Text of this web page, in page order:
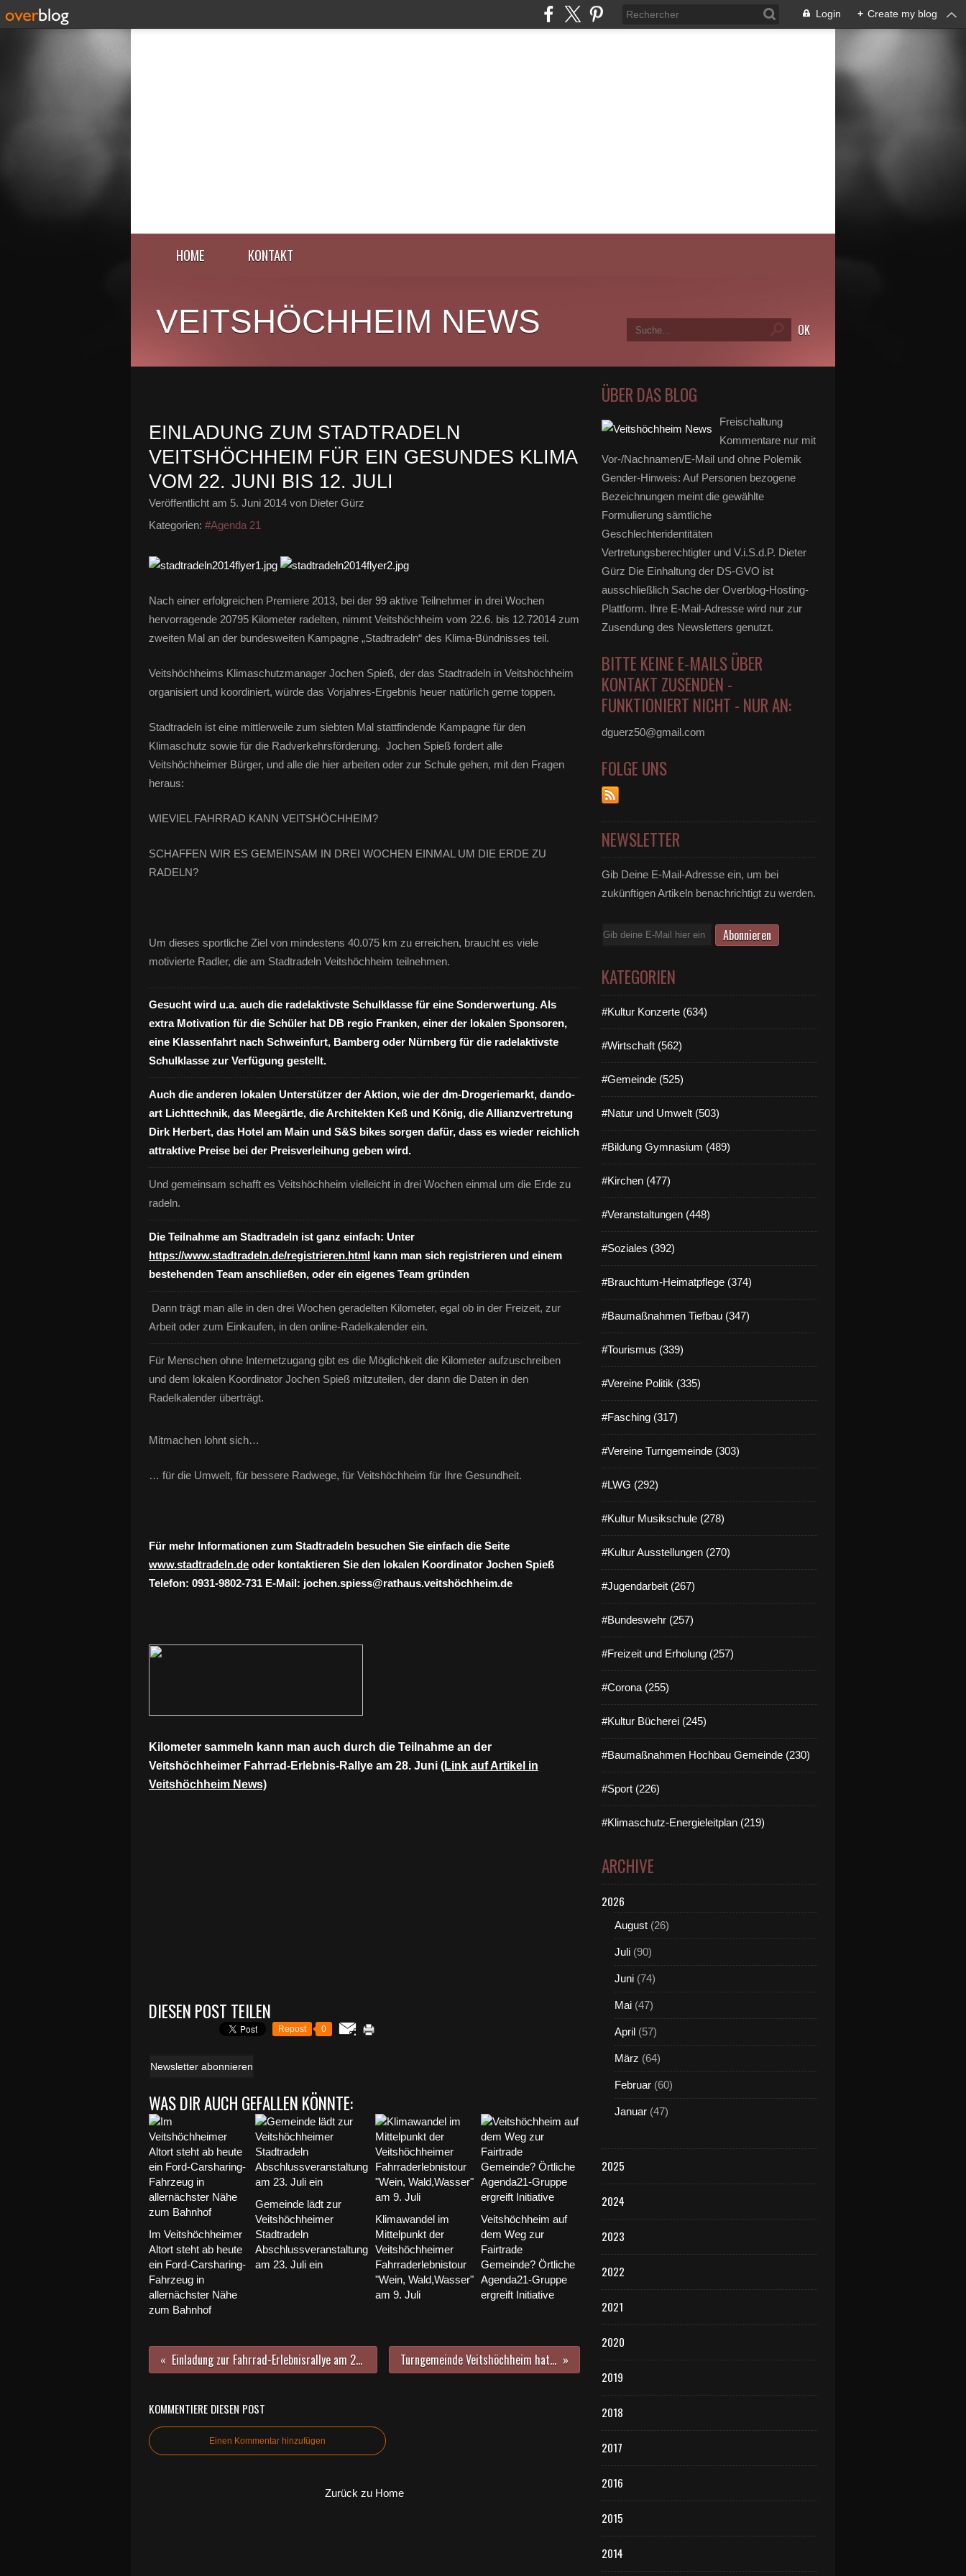
Login + Create my blog
HOME KONTAKT
VEITSHÖCHHEIM NEWS
EINLADUNG ZUM STADTRADELN
VEITSHÖCHHEIM FÜR EIN GESUNDES KLIMA
VOM 22. JUNI BIS 12. JULI
Veröffentlicht am 5. Juni 2014 von Dieter Gürz
Kategorien: #Agenda 21
Nach einer erfolgreichen Premiere 2013, bei der 99 aktive Teilnehmer in drei Wochen
hervorragende 20795 Kilometer radelten, nimmt Veitshöchheim vom 22.6. bis 12.72014 zum
zweiten Mal an der bundesweiten Kampagne „Stadtradeln“ des Klima-Bündnisses teil.
Veitshöchheims Klimaschutzmanager Jochen Spieß, der das Stadtradeln in Veitshöchheim
organisiert und koordiniert, würde das Vorjahres-Ergebnis heuer natürlich gerne toppen.
Stadtradeln ist eine mittlerweile zum siebten Mal stattfindende Kampagne für den
Klimaschutz sowie für die Radverkehrsförderung. Jochen Spieß fordert alle
Veitshöchheimer Bürger, und alle die hier arbeiten oder zur Schule gehen, mit den Fragen
heraus:
WIEVIEL FAHRRAD KANN VEITSHÖCHHEIM?
SCHAFFEN WIR ES GEMEINSAM IN DREI WOCHEN EINMAL UM DIE ERDE ZU
RADELN?
Um dieses sportliche Ziel von mindestens 40.075 km zu erreichen, braucht es viele
motivierte Radler, die am Stadtradeln Veitshöchheim teilnehmen.
Gesucht wird u.a. auch die radelaktivste Schulklasse für eine Sonderwertung.Als
extra Motivation für die Schüler hat DB regio Franken, einer der lokalen Sponsoren,
eine Klassenfahrt nach Schweinfurt, Bamberg oder Nürnberg für die radelaktivste
Schulklasse zur Verfügung gestellt.
Auch die anderen lokalen Unterstützer der Aktion, wie der dm-Drogeriemarkt, dando-
art Lichttechnik, das Meegärtle, die Architekten Keß und König, die Allianzvertretung
Dirk Herbert, das Hotel am Main und S&S bikes sorgen dafür, dass es wieder reichlich
attraktive Preise bei der Preisverleihung geben wird.
Und gemeinsam schafft es Veitshöchheim vielleicht in drei Wochen einmal um die Erde zu
radeln.
Die Teilnahme am Stadtradeln ist ganz einfach: Unter
https://www.stadtradeln.de/registrieren.html kann man sich registrieren und einem
bestehenden Team anschließen, oder ein eigenes Team gründen
Dann trägt man alle in den drei Wochen geradelten Kilometer, egal ob in der Freizeit, zur
Arbeit oder zum Einkaufen, in den online-Radelkalender ein.
Für Menschen ohne Internetzugang gibt es die Möglichkeit die Kilometer aufzuschreiben
und dem lokalen Koordinator Jochen Spieß mitzuteilen, der dann die Daten in den
Radelkalender überträgt.
Mitmachen lohnt sich…
… für die Umwelt, für bessere Radwege, für Veitshöchheim für Ihre Gesundheit.
Für mehr Informationen zum Stadtradeln besuchen Sie einfach die Seite
www.stadtradeln.de oder kontaktieren Sie den lokalen Koordinator Jochen Spieß
Telefon: 0931-9802-731 E-Mail: jochen.spiess@rathaus.veitshöchheim.de
Kilometer sammeln kann man auch durch die Teilnahme an der
Veitshöchheimer Fahrrad-Erlebnis-Rallye am 28. Juni (Link auf Artikel in
Veitshöchheim News)
DIESEN POST TEILEN
Repost 0
Newsletter abonnieren
WAS DIR AUCH GEFALLEN KÖNNTE:
Im Veitshöchheimer
Altort steht ab heute
ein Ford-Carsharing-
Fahrzeug in
allernächster Nähe
zum Bahnhof
Gemeinde lädt zur
Veitshöchheimer
Stadtradeln
Abschlussveranstaltung
am 23. Juli ein
Klimawandel im
Mittelpunkt der
Veitshöchheimer
Fahrraderlebnistour
"Wein, Wald,Wasser"
am 9. Juli
Veitshöchheim auf
dem Weg zur
Fairtrade
Gemeinde? Örtliche
Agenda21-Gruppe
ergreift Initiative
Einladung zur Fahrrad-Erlebnisrallye am 28. Juni - Veitshöchheim mit dem Fahrrad erfahren Turngemeinde Veitshöchheim hat jetzt eine erfolgreiche Jungen-Turnriege
KOMMENTIERE DIESEN POST
Einen Kommentar hinzufügen
Zurück zu Home
ÜBER DAS BLOG
Freischaltung
Kommentare nur mit
Vor-/Nachnamen/E-Mail und ohne Polemik
Gender-Hinweis: Auf Personen bezogene
Bezeichnungen meint die gewählte
Formulierung sämtliche
Geschlechteridentitäten
Vertretungsberechtigter und V.i.S.d.P. Dieter
Gürz Die Einhaltung der DS-GVO ist
ausschließlich Sache der Overblog-Hosting-
Plattform. Ihre E-Mail-Adresse wird nur zur
Zusendung des Newsletters genutzt.
BITTE KEINE E-MAILS ÜBER
KONTAKT ZUSENDEN -
FUNKTIONIERT NICHT - NUR AN:
dguerz50@gmail.com
FOLGE UNS
NEWSLETTER
Gib Deine E-Mail-Adresse ein, um bei
zukünftigen Artikeln benachrichtigt zu werden.
E-
KATEGORIEN
#Kultur Konzerte (634)
#Wirtschaft (562)
#Gemeinde (525)
#Natur und Umwelt (503)
#Bildung Gymnasium (489)
#Kirchen (477)
#Veranstaltungen (448)
#Soziales (392)
#Brauchtum-Heimatpflege (374)
#Baumaßnahmen Tiefbau (347)
#Tourismus (339)
#Vereine Politik (335)
#Fasching (317)
#Vereine Turngemeinde (303)
#LWG (292)
#Kultur Musikschule (278)
#Kultur Ausstellungen (270)
#Jugendarbeit (267)
#Bundeswehr (257)
#Freizeit und Erholung (257)
#Corona (255)
#Kultur Bücherei (245)
#Baumaßnahmen Hochbau Gemeinde (230)
#Sport (226)
#Klimaschutz-Energieleitplan (219)
ARCHIVE
2026
August (26)
Juli (90)
Juni (74)
Mai (47)
April (57)
März (64)
Februar (60)
Januar (47)
2025
2024
2023
2022
2021
2020
2019
2018
2017
2016
2015
2014